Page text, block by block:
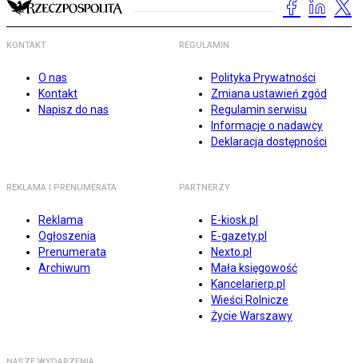
KONTAKT
O nas
Kontakt
Napisz do nas
REGULAMIN
Polityka Prywatności
Zmiana ustawień zgód
Regulamin serwisu
Informacje o nadawcy
Deklaracja dostępności
REKLAMA I PRENUMERATA
Reklama
Ogłoszenia
Prenumerata
Archiwum
PARTNERZY
E-kiosk.pl
E-gazety.pl
Nexto.pl
Mała księgowość
Kancelarierp.pl
Wieści Rolnicze
Życie Warszawy